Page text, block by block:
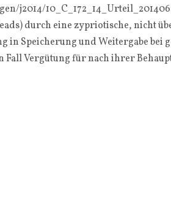
j2014/
durch eine zypriotische, nicht
Speicherung und Weitergabe bei
Vergütung für nach ihrer